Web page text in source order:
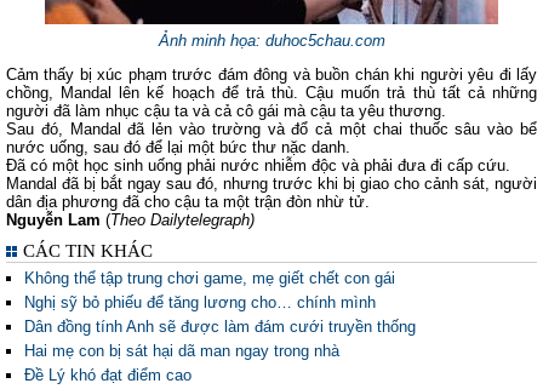
Ảnh minh họa: duhoc5chau.com
Cảm thấy bị xúc phạm trước đám đông và buồn chán khi người yêu đi lấy
chồng, Mandal lên kế hoạch để trả thù. Cậu muốn trả thù tất cả những
người đã làm nhục cậu ta và cả cô gái mà cậu ta yêu thương.
Sau đó, Mandal đã lẻn vào trường và đổ cả một chai thuốc sâu vào bể
nước uống, sau đó để lại một bức thư nặc danh.
Đã có một học sinh uống phải nước nhiễm độc và phải đưa đi cấp cứu.
Mandal đã bị bắt ngay sau đó, nhưng trước khi bị giao cho cảnh sát, người
dân địa phương đã cho cậu ta một trận đòn nhừ tử.
Nguyễn Lam (Theo Dailytelegraph)
CÁC TIN KHÁC
Không thể tập trung chơi game, mẹ giết chết con gái
Nghị sỹ bỏ phiếu để tăng lương cho… chính mình
Dân đồng tính Anh sẽ được làm đám cưới truyền thống
Hai mẹ con bị sát hại dã man ngay trong nhà
Đề Lý khó đạt điểm cao